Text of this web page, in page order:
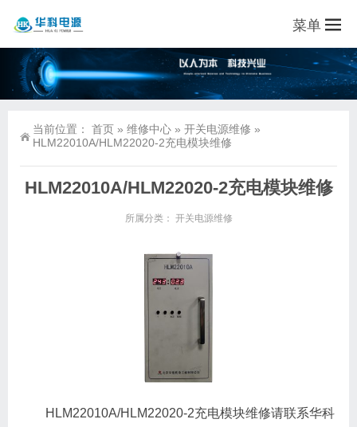
菜单
当前位置： 首页 » 维修中心 » 开关电源维修 »
HLM22010A/HLM22020-2充电模块维修
HLM22010A/HLM22020-2充电模块维修
所属分类： 开关电源维修
HLM22010A/HLM22020-2充电模块维修请联系华科